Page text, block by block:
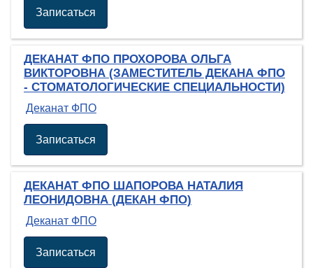
Записаться
ДЕКАНАТ ФПО ПРОХОРОВА ОЛЬГА
ВИКТОРОВНА (ЗАМЕСТИТЕЛЬ ДЕКАНА ФПО
- СТОМАТОЛОГИЧЕСКИЕ СПЕЦИАЛЬНОСТИ)
Деканат ФПО
Записаться
ДЕКАНАТ ФПО ШАПОРОВА НАТАЛИЯ
ЛЕОНИДОВНА (ДЕКАН ФПО)
Деканат ФПО
Записаться